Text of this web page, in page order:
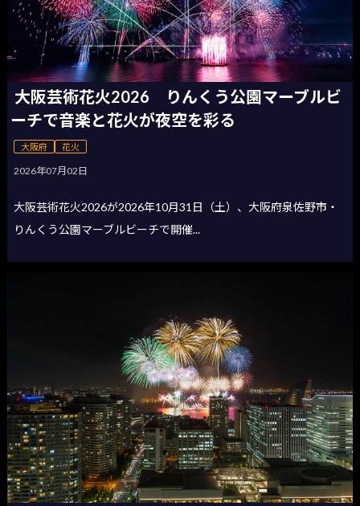
大阪芸術花火2026 りんくう公園マーブルビ
ーチで音楽と花火が夜空を彩る
大阪府 花火
2026年07月02日
大阪芸術花火2026が2026年10月31日（土）、大阪府泉佐野市・
りんくう公園マーブルビーチで開催...